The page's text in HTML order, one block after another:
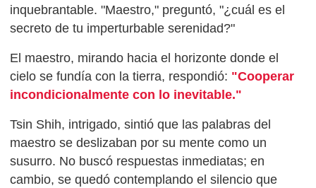
inquebrantable. "Maestro," preguntó, "¿cuál es el
secreto de tu imperturbable serenidad?"
El maestro, mirando hacia el horizonte donde el
cielo se fundía con la tierra, respondió: "Cooperar
incondicionalmente con lo inevitable."
Tsin Shih, intrigado, sintió que las palabras del
maestro se deslizaban por su mente como un
susurro. No buscó respuestas inmediatas; en
cambio, se quedó contemplando el silencio que